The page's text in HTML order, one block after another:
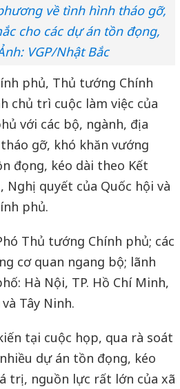
về tình hình tháo gỡ,
cho các dự án tồn đọng,
VGP/Nhật Bắc
phủ, Thủ tướng Chính
chủ trì cuộc làm việc của
với các bộ, ngành, địa
gỡ, khó khăn vướng
đọng, kéo dài theo Kết
Nghị quyết của Quốc hội và
phủ.
Thủ tướng Chính phủ; các
cơ quan ngang bộ; lãnh
Hà Nội, TP. Hồ Chí Minh,
Tây Ninh.
tại cuộc họp, qua rà soát
dự án tồn đọng, kéo
trị, nguồn lực rất lớn của xã